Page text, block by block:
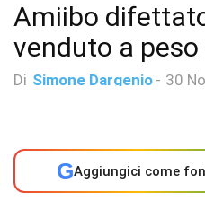
Amiibo
venduto a peso
Di Simone Dargenio - 30
GAggiungici come